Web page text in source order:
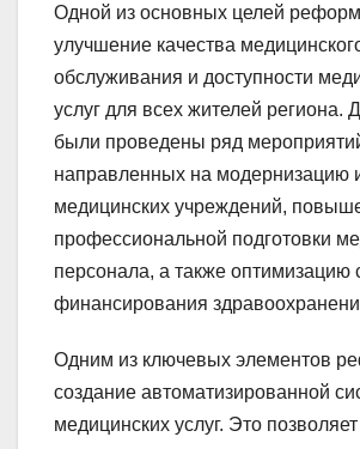
Одной из основных целей
улучшение качества
обслуживания и доступности
услуг для всех жителей региона.
были проведены ряд
направленных на модернизацию
медицинских учреждений,
профессиональной подготовки
персонала, а также оптимизацию
финансирования
Одним из ключевых элементов
создание автоматизированной
медицинских услуг. Это